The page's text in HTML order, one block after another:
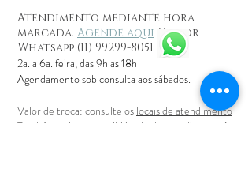
Atendimento mediante hora
marcada. Agende aqui Ou por
Whatsapp (11) 99299-8051
2a. a 6a. feira, das 9h as 18h
Agendamento sob consulta aos sábados.
Valor de troca: consulte os locais de atendimento
Também existe a possibilidade de atendimento à